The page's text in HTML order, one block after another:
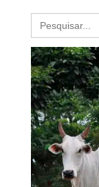
Search
for: